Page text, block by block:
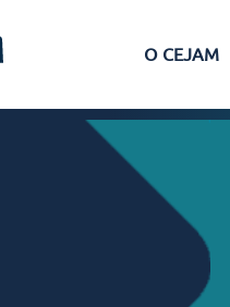
O CEJAM
Ferraz de Vasconcelos